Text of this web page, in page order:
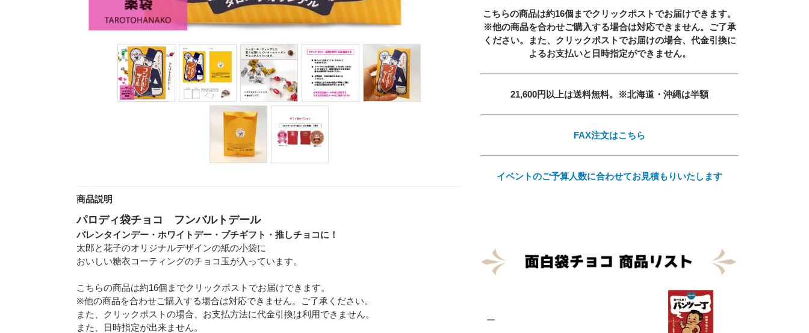
商品説明
パロディ袋チョコ フンバルトデール
バレンタインデー・ホワイトデー・プチギフト・推しチョコに！
太郎と花子のオリジナルデザインの紙の小袋に
おいしい糖衣コーティングのチョコ玉が入っています。
こちらの商品は約16個までクリックポストでお届けできます。
※他の商品を合わせご購入する場合は対応できません。ご了承ください。
また、クリックポストの場合、お支払方法に代金引換は利用できません。
また、日時指定が出来ません。
必須
Eメール
プライバシーポリシーを確認しました。
こちらの商品は約16個までクリックポストでお届けできます。
※他の商品を合わせご購入する場合は対応できません。ご了承
ください。また、クリックポストでお届けの場合、 代金引換に
よるお支払いと日時指定ができません。
21,600円以上は送料無料。※北海道・沖縄は半額
FAX注文はこちら
イベントのご予算人数に合わせてお見積もりいたします
ー